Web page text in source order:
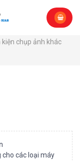
kiện chụp ảnh khác
cho các loại máy